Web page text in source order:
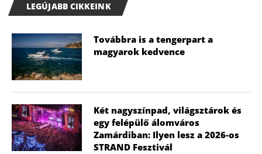
LEGÚJABB CIKKEINK
Továbbra is a tengerpart a
magyarok kedvence
Két nagyszínpad, világsztárok és
egy felépülő álomváros
Zamárdiban: Ilyen lesz a 2026-os
STRAND Fesztivál